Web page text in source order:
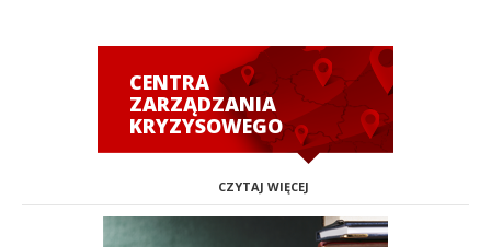
CENTRA
ZARZĄDZANIA
KRYZYSOWEGO
CZYTAJ WIĘCEJ